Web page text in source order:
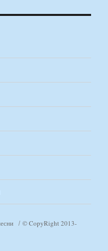
© CopyRight 2013-